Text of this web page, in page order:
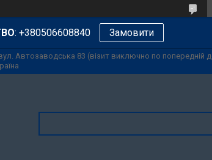
: +380506608840 Замовити
Автозаводська 83 (візит виключно по попередній